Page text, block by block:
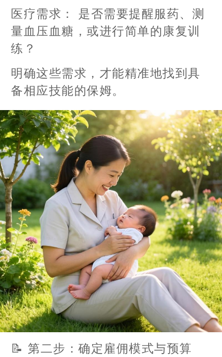
医疗需求： 是否需要提醒服药、测
量血压血糖，或进行简单的康复训
练？
明确这些需求，才能精准地找到具
备相应技能的保姆。
📝 第二步：确定雇佣模式与预算